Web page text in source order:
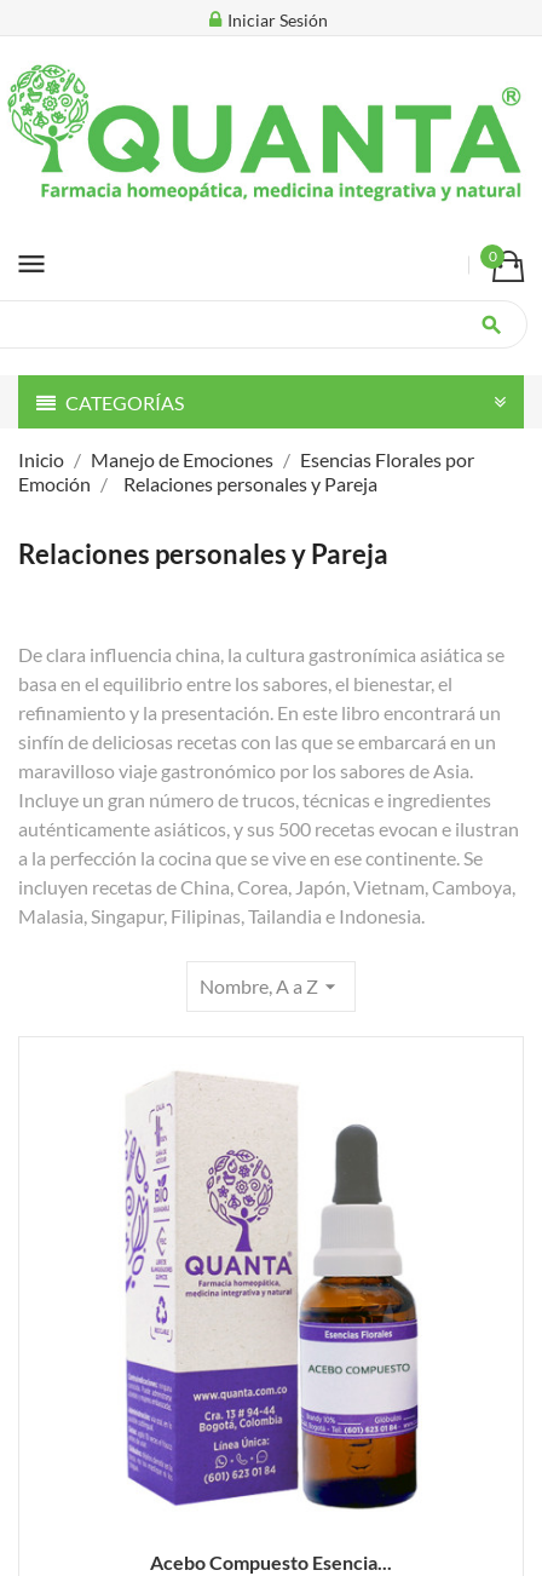
Iniciar Sesión
menu 0
search
CATEGORÍAS
Inicio Manejo de Emociones
Esencias Florales por
Emoción
Relaciones personales y Pareja
Relaciones personales y Pareja
De clara influencia china, la cultura gastronímica asiática se
basa en el equilibrio entre los sabores, el bienestar, el
refinamiento y la presentación. En este libro encontrará un
sinfín de deliciosas recetas con las que se embarcará en un
maravilloso viaje gastronómico por los sabores de Asia.
Incluye un gran número de trucos, técnicas e ingredientes
auténticamente asiáticos, y sus 500 recetas evocan e ilustran
a la perfección la cocina que se vive en ese continente. Se
incluyen recetas de China, Corea, Japón, Vietnam, Camboya,
Malasia, Singapur, Filipinas, Tailandia e Indonesia.
Nombre, A a Z arrow_drop_down
Acebo Compuesto Esencia...